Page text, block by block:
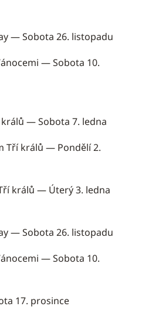
— Sobota 26. listopadu
— Sobota 10.
— Sobota 7. ledna
Tří králů — Pondělí 2.
králů — Úterý 3. ledna
— Sobota 26. listopadu
— Sobota 10.
17. prosince